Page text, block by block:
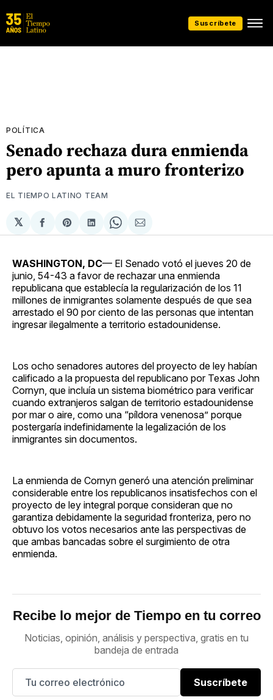
Suscríbete
POLÍTICA
Senado rechaza dura enmienda
pero apunta a muro fronterizo
EL TIEMPO LATINO TEAM
𝕏
Compartir
en
Share
on
Compartir
en
Share
on
Compartir
via
WASHINGTON, DC— El Senado votó el jueves 20 de
junio, 54-43 a favor de rechazar una enmienda
republicana que establecía la regularización de los 11
millones de inmigrantes solamente después de que sea
arrestado el 90 por ciento de las personas que intentan
ingresar ilegalmente a territorio estadounidense.
Los ocho senadores autores del proyecto de ley habían
calificado a la propuesta del republicano por Texas John
Cornyn, que incluía un sistema biométrico para verificar
cuando extranjeros salgan de territorio estadounidense
por mar o aire, como una “píldora venenosa” porque
postergaría indefinidamente la legalización de los
inmigrantes sin documentos.
La enmienda de Cornyn generó una atención preliminar
considerable entre los republicanos insatisfechos con el
proyecto de ley integral porque consideran que no
garantiza debidamente la seguridad fronteriza, pero no
obtuvo los votos necesarios ante las perspectivas de
que ambas bancadas sobre el surgimiento de otra
enmienda.
Recibe lo mejor de Tiempo en tu correo
Noticias, opinión, análisis y perspectiva, gratis en tu
bandeja de entrada
Suscríbete